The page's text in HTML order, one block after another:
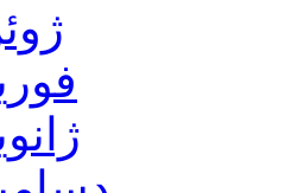
ژوئن
فوریه
ژانویه